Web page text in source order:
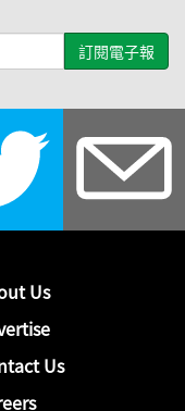
Us
Us